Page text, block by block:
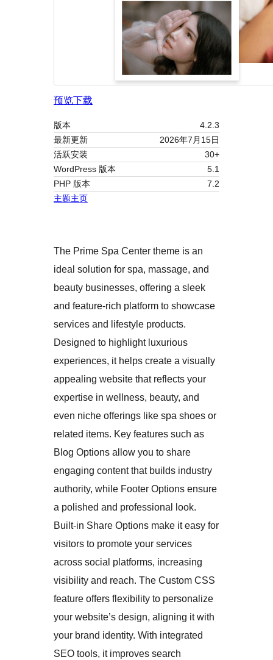
预览下载
版本
4.2.3
最新更新
2026年7月15日
活跃安装
30+
WordPress 版本
5.1
PHP 版本
7.2
主题主页
The Prime Spa Center theme is an
ideal solution for spa, massage, and
beauty businesses, offering a sleek
and feature-rich platform to showcase
services and lifestyle products.
Designed to highlight luxurious
experiences, it helps create a visually
appealing website that reflects your
expertise in wellness, beauty, and
even niche offerings like spa shoes or
related items. Key features such as
Blog Options allow you to share
engaging content that builds industry
authority, while Footer Options ensure
a polished and professional look.
Built-in Share Options make it easy for
visitors to promote your services
across social platforms, increasing
visibility and reach. The Custom CSS
feature offers flexibility to personalize
your website’s design, aligning it with
your brand identity. With integrated
SEO tools, it improves search